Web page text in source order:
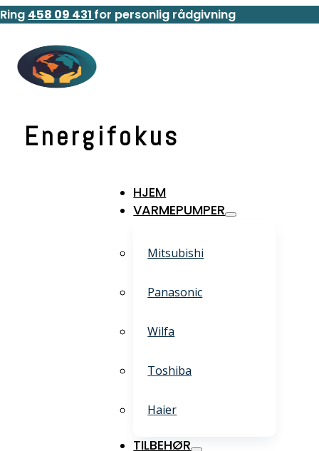
Ring 458 09 431 for personlig rådgivning
Energifokus
HJEM
VARMEPUMPER
Mitsubishi
Panasonic
Wilfa
Toshiba
Haier
TILBEHØR